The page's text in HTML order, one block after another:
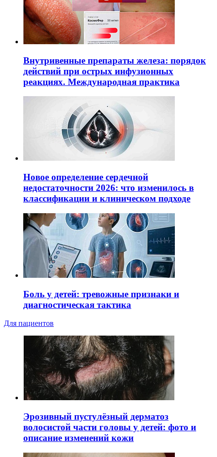
Внутривенные препараты железа: порядок
действий при острых инфузионных
реакциях. Международная практика
Новое определение сердечной
недостаточности 2026: что изменилось в
классификации и клиническом подходе
Боль у детей: тревожные признаки и
диагностическая тактика
Для пациентов
Эрозивный пустулёзный дерматоз
волосистой части головы у детей: фото и
описание изменений кожи